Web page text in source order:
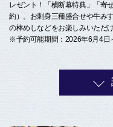
レゼント！「横断幕特典」「寄
約）。お刺身三種盛合せや牛み
の棒めしなどをお楽しみいただ
※予約可能期間：2026年6月4日